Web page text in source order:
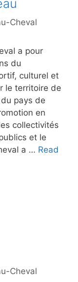
Cheval
a pour
du
culturel et
le territoire de
pays de
en
collectivités
et le
a … Read
Cheval